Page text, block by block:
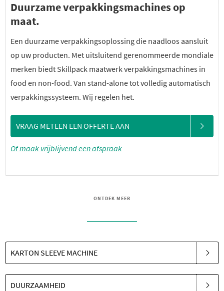
Duurzame verpakkingsmachines op
maat.
Een duurzame verpakkingsoplossing die naadloos aansluit
op uw producten. Met uitsluitend gerenommeerde mondiale
merken biedt Skillpack maatwerk verpakkingsmachines in
food en non-food. Van stand-alone tot volledig automatisch
verpakkingssysteem. Wij regelen het.
VRAAG METEEN EEN OFFERTE AAN
Of maak vrijblijvend een afspraak
ONTDEK MEER
KARTON SLEEVE MACHINE
DUURZAAMHEID